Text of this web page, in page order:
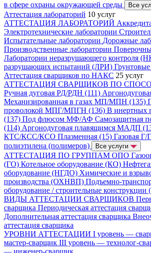
в сфере охраны окружающей среды
Все
Аттестация лабораторий 10 услуг
АТТЕСТАЦИЯ ЛАБОРАТОРИЙ
Электротехнические лаборатории
Испытательные лаборатории Дорожные
Производственные лаборатории
Лаборатории неразрушающего контроля
разрушающих испытаний (ЛРИ)
Аттестация сварщиков по НАКС 25 услуг
АТТЕСТАЦИЯ СВАРЩИКОВ ПО
Ручная дуговая РД/РДН (111)
Механизированная в газах МП/МПН (135)
проволокой МПГ/МПГН (136) В
(137) Под флюсом МФ/АФ Самозащитная
(114) Аргонодуговая плавящимся МАДП
КТС/КСС/КСО Плазменная (15) Газовая Г/
полиэтилена (полимеров)
Все услуги
АТТЕСТАЦИЯ ПО ГРУППАМ ОПО
(ГО) Котельное оборудование (КО)
оборудование (НГДО) Химические и
производства (ОХНВП) Подъемно-
оборудование / строительные
ВИДЫ АТТЕСТАЦИИ СВАРЩИКОВ
сварщика Периодическая аттестация
Дополнительная аттестация сварщика
аттестация сварщика
УРОВНИ АТТЕСТАЦИИ I уровень —
мастер-сварщик III уровень — технолог-
— инженер-сварщик